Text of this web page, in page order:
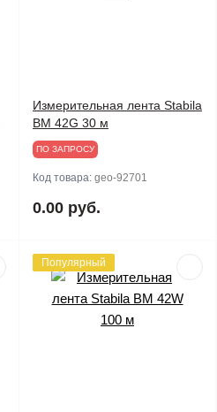
Измерительная лента Stabila
BM 42G 30 м
ПО ЗАПРОСУ
Код товара: geo-92701
0.00 руб.
Популярный